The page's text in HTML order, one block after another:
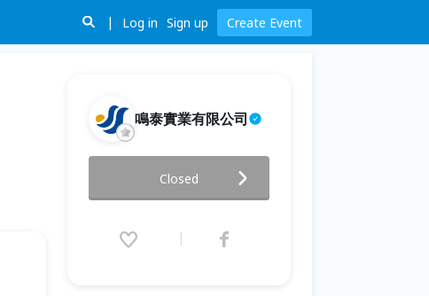
Log in Sign up Create Event
鳴泰實業有限公司
門班-二矽酸鋰×Veneer專題】
12班
(GMT+8)
Closed